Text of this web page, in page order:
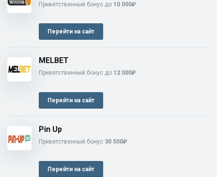
Приветственный бонус до 10 000₽
Перейти на сайт
MELBET
Приветственный бонус до 12 000₽
Перейти на сайт
Pin Up
Приветственный бонус 30 500₽
Перейти на сайт